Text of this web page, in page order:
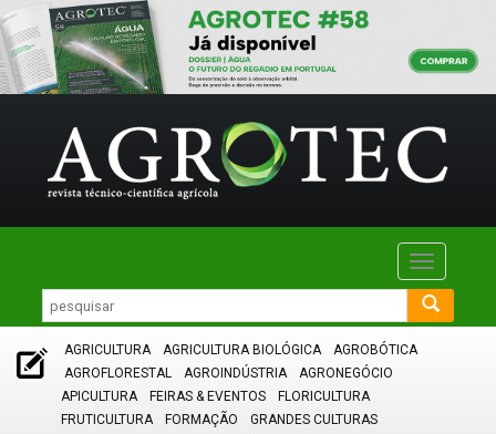
Toggle
AGRICULTURA AGRICULTURA BIOLÓGICA
AGROBÓTICA
AGROFLORESTAL
AGROINDÚSTRIA
AGRONEGÓCIO
APICULTURA
FEIRAS & EVENTOS
FLORICULTURA
FRUTICULTURA
FORMAÇÃO
GRANDES CULTURAS